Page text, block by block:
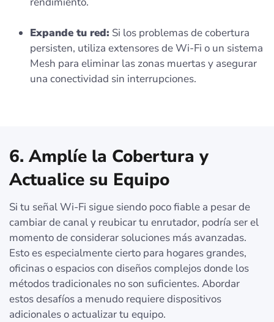
Expande tu red: Si los problemas de cobertura
persisten, utiliza extensores de Wi-Fi o un sistema
Mesh para eliminar las zonas muertas y asegurar
una conectividad sin interrupciones.
6. Amplíe la Cobertura y
Actualice su Equipo
Si tu señal Wi-Fi sigue siendo poco fiable a pesar de
cambiar de canal y reubicar tu enrutador, podría ser el
momento de considerar soluciones más avanzadas.
Esto es especialmente cierto para hogares grandes,
oficinas o espacios con diseños complejos donde los
métodos tradicionales no son suficientes. Abordar
estos desafíos a menudo requiere dispositivos
adicionales o actualizar tu equipo.